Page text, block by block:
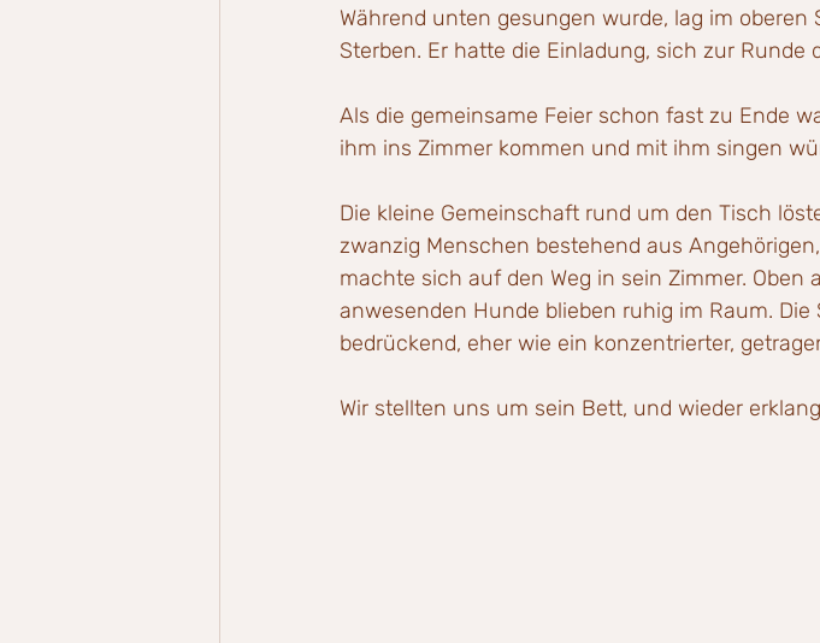
Während unten gesungen wurde, lag im
Sterben. Er hatte die Einladung, sich zur Runde
Als die gemeinsame Feier schon fast zu Ende
ihm ins Zimmer kommen und mit ihm singen
Die kleine Gemeinschaft rund um den Tisch
zwanzig Menschen bestehend aus
machte sich auf den Weg in sein Zimmer. Oben
anwesenden Hunde blieben ruhig im Raum.
bedrückend, eher wie ein konzentrierter,
Wir stellten uns um sein Bett, und wieder